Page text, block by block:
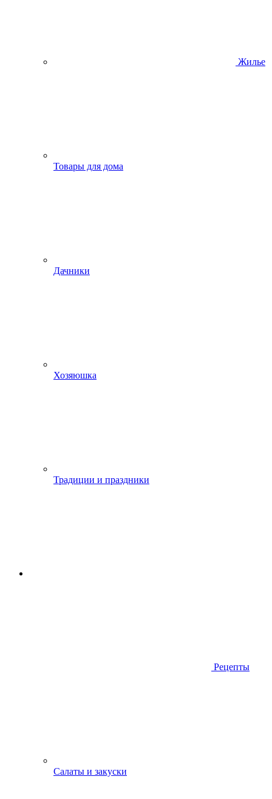
Жилье
Товары для дома
Дачники
Хозяюшка
Традиции и праздники
Рецепты
Салаты и закуски